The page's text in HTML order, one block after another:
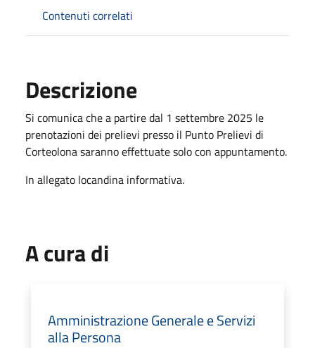
Contenuti correlati
Descrizione
Si comunica che a partire dal 1 settembre 2025 le
prenotazioni dei prelievi presso il Punto Prelievi di
Corteolona saranno effettuate solo con appuntamento.
In allegato locandina informativa.
A cura di
Amministrazione Generale e Servizi
alla Persona